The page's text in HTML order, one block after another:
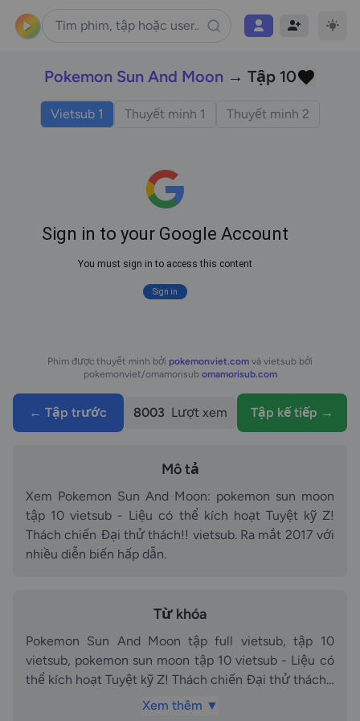
Pokemon Sun And Moon → Tập 10
Vietsub 1 Thuyết minh 1 Thuyết minh 2
Phim được thuyết minh bởi pokemonviet.com và vietsub bởi
pokemonviet/omamorisub omamorisub.com
← Tập trước 8003 Lượt xem Tập kế tiếp →
Mô tả
Xem Pokemon Sun And Moon: pokemon sun moon
tập 10 vietsub - Liệu có thể kích hoạt Tuyệt kỹ Z!
Thách chiến Đại thử thách!! vietsub. Ra mắt 2017 với
nhiều diễn biến hấp dẫn.
Từ khóa
Pokemon Sun And Moon tập full vietsub, tập 10
vietsub, pokemon sun moon tập 10 vietsub - Liệu có
thể kích hoạt Tuyệt kỹ Z! Thách chiến Đại thử thách!!
Xem thêm ▼